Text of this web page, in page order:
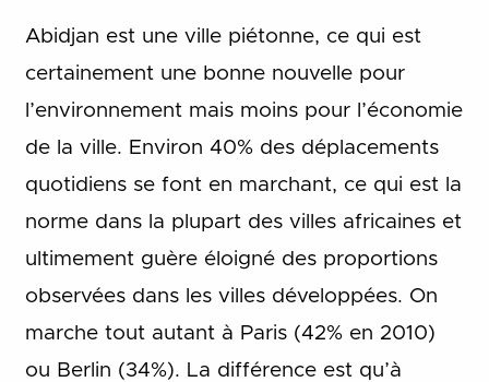
Abidjan est une ville piétonne, ce qui est
certainement une bonne nouvelle pour
l’environnement mais moins pour l’économie
de la ville. Environ 40% des déplacements
quotidiens se font en marchant, ce qui est la
norme dans la plupart des villes africaines et
ultimement guère éloigné des proportions
observées dans les villes développées. On
marche tout autant à Paris (42% en 2010)
ou Berlin (34%). La différence est qu’à